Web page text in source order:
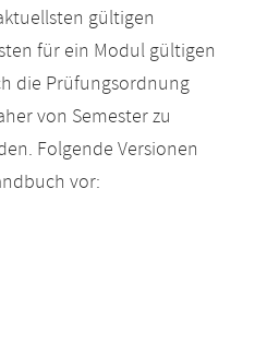
gültigen
für ein Modul gültigen
die Prüfungsordnung
von Semester zu
Folgende Versionen
vor: